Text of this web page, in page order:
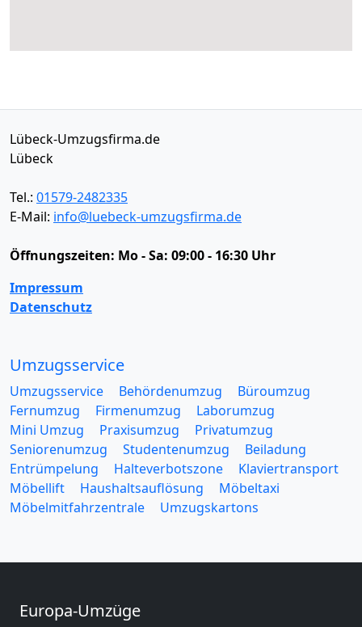
Lübeck-Umzugsfirma.de
Lübeck
Tel.: 01579-2482335
E-Mail: info@luebeck-umzugsfirma.de
Öffnungszeiten: Mo - Sa: 09:00 - 16:30 Uhr
Impressum
Datenschutz
Umzugsservice
Umzugsservice Behördenumzug
Büroumzug
Fernumzug
Firmenumzug
Laborumzug
Mini Umzug
Praxisumzug
Privatumzug
Seniorenumzug
Studentenumzug
Beiladung
Entrümpelung
Halteverbotszone
Klaviertransport
Möbellift
Haushaltsauflösung
Möbeltaxi
Möbelmitfahrzentrale
Umzugskartons
Europa-Umzüge